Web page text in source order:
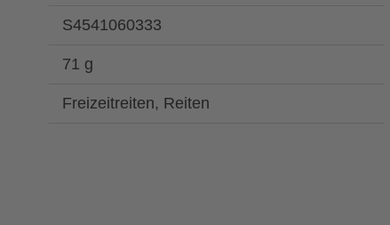
S4541060333
71 g
Freizeitreiten, Reiten